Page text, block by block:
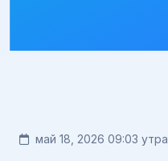
май 18, 2026 09:03 утра